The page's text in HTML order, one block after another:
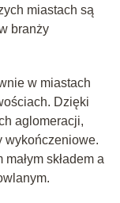
miastach są
branży
w miastach
Dzięki
aglomeracji,
wykończeniowe.
składem a